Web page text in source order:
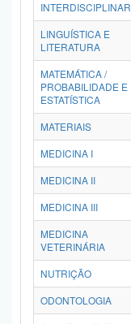
INTERDISCIPLINAR
LINGUÍSTICA E
LITERATURA
MATEMÁTICA /
PROBABILIDADE E
ESTATÍSTICA
MATERIAIS
MEDICINA I
MEDICINA II
MEDICINA III
MEDICINA
VETERINÁRIA
NUTRIÇÃO
ODONTOLOGIA